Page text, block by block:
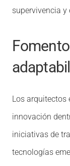
supervivencia y
Los arquitectos
innovación
iniciativas de
tecnologías